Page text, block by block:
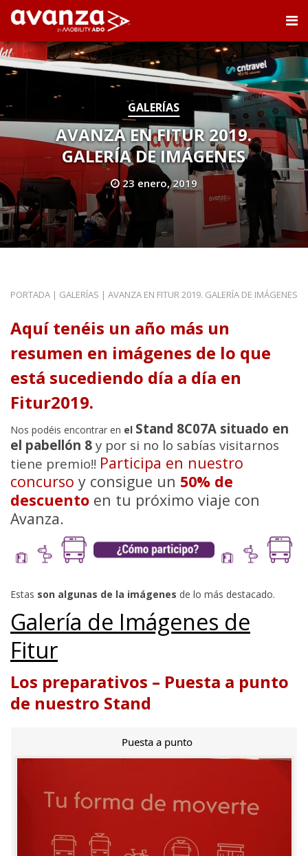
GALERÍAS
AVANZA EN FITUR 2019.
GALERÍA DE IMÁGENES
23 enero, 2019
PORTADA | GALERÍAS | AVANZA EN FITUR 2019. GALERÍA DE IMÁGENES
Aquí tenéis un año más un
resumen en imágenes de lo que
está sucediendo día a día en
Fitur2019.
Nos podéis encontrar en el Stand 8C07A situado en
el pabellón 8 y por si no lo sabías visitarnos
tiene premio!! Participa en nuestro
concurso y consigue un 50% de
descuento en tu próximo viaje con
Avanza.
Estas son algunas de la imágenes de lo más destacado.
Galería de Imágenes de
Fitur
Los preparativos – Puesta a punto
de nuestro Stand
Puesta a punto